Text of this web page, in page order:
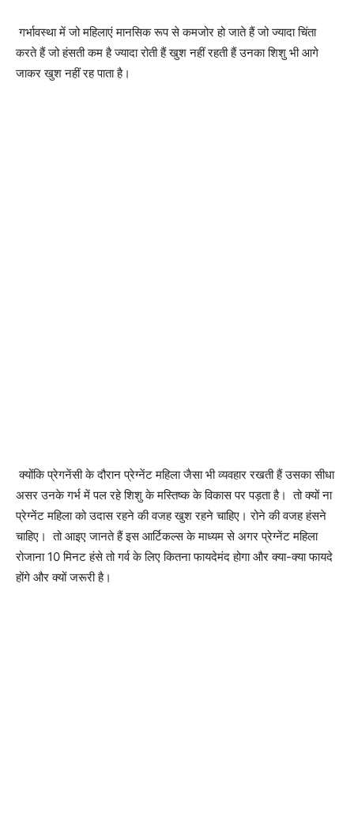
गर्भावस्था में जो महिलाएं मानसिक रूप से कमजोर हो जाते हैं जो ज्यादा चिंता
करते हैं जो हंसती कम है ज्यादा रोती हैं खुश नहीं रहती हैं उनका शिशु भी आगे
जाकर खुश नहीं रह पाता है।
क्योंकि प्रेगनेंसी के दौरान प्रेग्नेंट महिला जैसा भी व्यवहार रखती हैं उसका सीधा
असर उनके गर्भ में पल रहे शिशु के मस्तिष्क के विकास पर पड़ता है। तो क्यों ना
प्रेग्नेंट महिला को उदास रहने की वजह खुश रहने चाहिए। रोने की वजह हंसने
चाहिए। तो आइए जानते हैं इस आर्टिकल्स के माध्यम से अगर प्रेग्नेंट महिला
रोजाना 10 मिनट हंसे तो गर्व के लिए कितना फायदेमंद होगा और क्या-क्या फायदे
होंगे और क्यों जरूरी है।